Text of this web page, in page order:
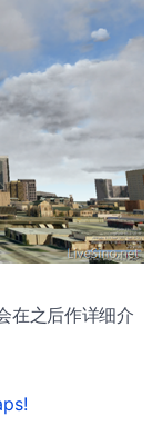
在之后作详细介